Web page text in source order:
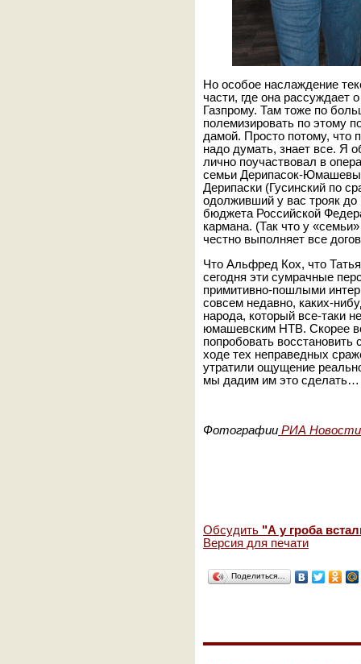
Но особое наслаждение
части, где она рассуждает
Газпрому. Там тоже по
полемизировать по этому
дамой. Просто потому, что
надо думать, знает все. Я
лично поучаствовал в
семьи Дерипасок-
Дерипаски (Гусинский по
одолживший у вас трояк до
бюджета Российской
кармана. (Так что у
честно выполняет все
Что Альфред Кох, что
сегодня эти сумрачные
примитивно-пошлыми
совсем недавно, каких-
народа, который все-таки
юмашевским НТВ. Скорее
попробовать
ходе тех неправедных
утратили ощущение
мы дадим им это сделать…
Фотографии РИА Новости
Обсудить "А у гроба
Версия для печати
Поделиться…